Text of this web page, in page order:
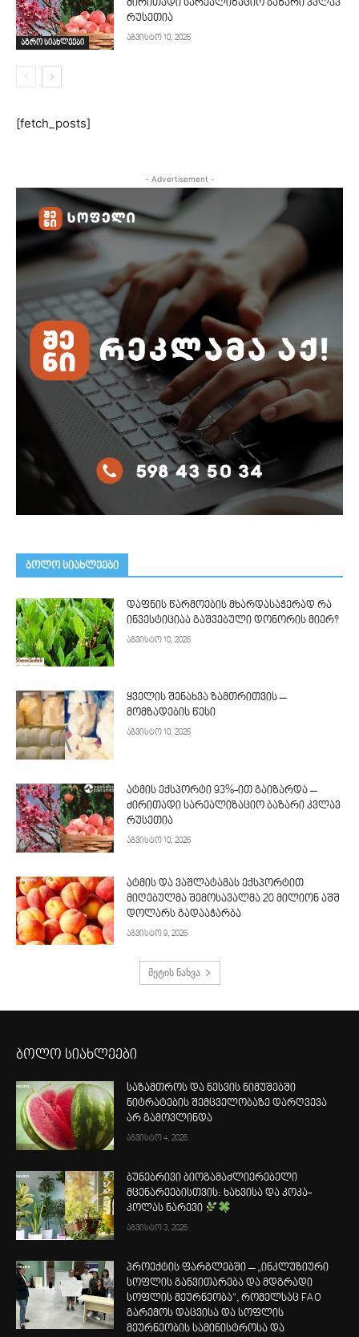
აგრო სიახლეები
ძირითადი სარეალიზაციო ბაზარი კვლავ
რუსეთია
აგვისტო 10, 2026
[fetch_posts]
- Advertisement -
ᲑᲝᲚᲝ ᲡᲘᲐᲮᲚᲔᲔᲑᲘ
დაფნის წარმოების მხარდასაჭერად რა
ინვესტიციაა გაშვებული დონორის მიერ?
აგვისტო 10, 2026
ყველის შენახვა ზამთრითვის –
მომზადების წესი
აგვისტო 10, 2026
ატმის ექსპორტი 93%-ით გაიზარდა –
ძირითადი სარეალიზაციო ბაზარი კვლავ
რუსეთია
აგვისტო 10, 2026
ატმის და ვაშლატამას ექსპორტით
მიღებულმა შემოსავალმა 20 მილიონ აშშ
დოლარს გადააჭარბა
აგვისტო 9, 2026
მეტის ნახვა
ბოლო სიახლეები
საზამთროს და ნესვის ნიმუშებში
ნიტრატების შემცველობაზე დარღვევა
არ გამოვლინდა
აგვისტო 4, 2026
ბუნებრივი ბიოგამაძლიერებელი
მცენარეებისთვის: ხახვისა და კოკა-
კოლას ნარევი
აგვისტო 3, 2026
პროექტის ფარგლებში – „ინკლუზიური
სოფლის განვითარება და მდგრადი
სოფლის მეურნეობა“, რომელსაც FAO
გარემოს დაცვისა და სოფლის
მეურნეობის სამინისტროსა და